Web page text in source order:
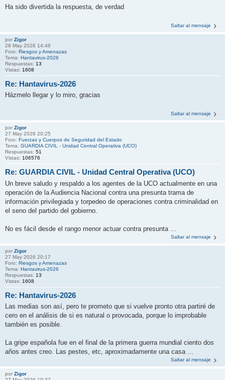
Ha sido divertida la respuesta, de verdad
Saltar al mensaje
por Zigor
28 May 2026 14:46
Foro: Riesgos y Amenazas
Tema: Hantavirus-2026
Respuestas: 13
Vistas: 1608
Re: Hantavirus-2026
Házmelo llegar y lo miro, gracias
Saltar al mensaje
por Zigor
27 May 2026 20:25
Foro: Fuerzas y Cuerpos de Seguridad del Estado
Tema: GUARDIA CIVIL - Unidad Central Operativa (UCO)
Respuestas: 51
Vistas: 106576
Re: GUARDIA CIVIL - Unidad Central Operativa (UCO)
Un breve saludo y respaldo a los agentes de la UCO actualmente en una
operación de la Audiencia Nacional contra una presunta trama de
información privilegiada y torpedeo de operaciones contra criminalidad en
el seno del partido del gobierno.
No es fácil desde el rango menor actuar contra presunta ...
Saltar al mensaje
por Zigor
27 May 2026 20:17
Foro: Riesgos y Amenazas
Tema: Hantavirus-2026
Respuestas: 13
Vistas: 1608
Re: Hantavirus-2026
Las medias son así, pero te prometo que si vuelve pronto otra partiré de
cero en el análisis de si es natural o provocada, porque lo improbable
también es posible.
La gripe española fue en el final de la primera guerra mundial ciento dos
años antes creo. Las pestes, etc, aproximadamente una casa ...
Saltar al mensaje
por Zigor